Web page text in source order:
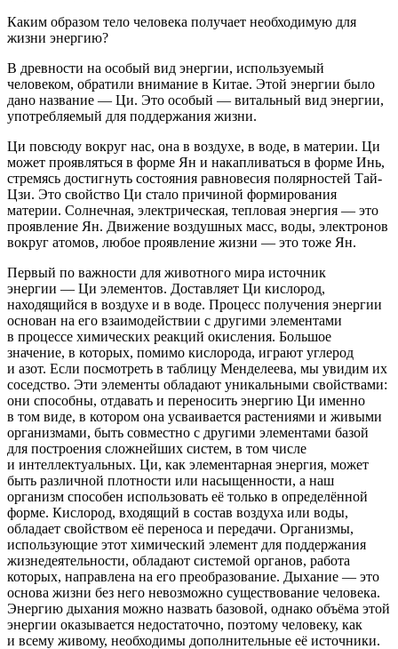
Каким образом тело человека получает необходимую для
жизни энергию?
В древности на особый вид энергии, используемый
человеком, обратили внимание в Китае. Этой энергии было
дано название — Ци. Это особый — витальный вид энергии,
употребляемый для поддержания жизни.
Ци повсюду вокруг нас, она в воздухе, в воде, в материи. Ци
может проявляться в форме Ян и накапливаться в форме Инь,
стремясь достигнуть состояния равновесия полярностей Тай-
Цзи. Это свойство Ци стало причиной формирования
материи. Солнечная, электрическая, тепловая энергия — это
проявление Ян. Движение воздушных масс, воды, электронов
вокруг атомов, любое проявление жизни — это тоже Ян.
Первый по важности для животного мира источник
энергии — Ци элементов. Доставляет Ци кислород,
находящийся в воздухе и в воде. Процесс получения энергии
основан на его взаимодействии с другими элементами
в процессе химических реакций окисления. Большое
значение, в которых, помимо кислорода, играют углерод
и азот. Если посмотреть в таблицу Менделеева, мы увидим их
соседство. Эти элементы обладают уникальными свойствами:
они способны, отдавать и переносить энергию Ци именно
в том виде, в котором она усваивается растениями и живыми
организмами, быть совместно с другими элементами базой
для построения сложнейших систем, в том числе
и интеллектуальных. Ци, как элементарная энергия, может
быть различной плотности или насыщенности, а наш
организм способен использовать её только в определённой
форме. Кислород, входящий в состав воздуха или воды,
обладает свойством её переноса и передачи. Организмы,
использующие этот химический элемент для поддержания
жизнедеятельности, обладают системой органов, работа
которых, направлена на его преобразование. Дыхание — это
основа жизни без него невозможно существование человека.
Энергию дыхания можно назвать базовой, однако объёма этой
энергии оказывается недостаточно, поэтому человеку, как
и всему живому, необходимы дополнительные её источники.